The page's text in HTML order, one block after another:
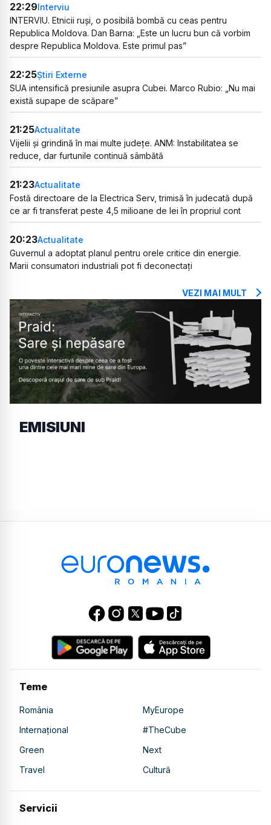
22:29Interviu
INTERVIU. Etnicii ruși, o posibilă bombă cu ceas pentru
Republica Moldova. Dan Barna: „Este un lucru bun că vorbim
despre Republica Moldova. Este primul pas”
22:25Știri Externe
SUA intensifică presiunile asupra Cubei. Marco Rubio: „Nu mai
există supape de scăpare”
21:25Actualitate
Vijelii și grindină în mai multe județe. ANM: Instabilitatea se
reduce, dar furtunile continuă sâmbătă
21:23Actualitate
Fostă directoare de la Electrica Serv, trimisă în judecată după
ce ar fi transferat peste 4,5 milioane de lei în propriul cont
20:23Actualitate
Guvernul a adoptat planul pentru orele critice din energie.
Marii consumatori industriali pot fi deconectați
VEZI MAI MULT
EMISIUNI
Teme
România
MyEurope
Internațional
#TheCube
Green
Next
Travel
Cultură
Servicii